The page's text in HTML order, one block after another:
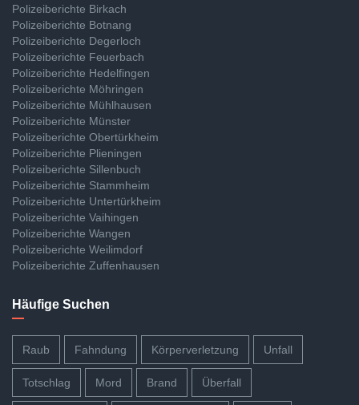
Polizeiberichte Birkach
Polizeiberichte Botnang
Polizeiberichte Degerloch
Polizeiberichte Feuerbach
Polizeiberichte Hedelfingen
Polizeiberichte Möhringen
Polizeiberichte Mühlhausen
Polizeiberichte Münster
Polizeiberichte Obertürkheim
Polizeiberichte Plieningen
Polizeiberichte Sillenbuch
Polizeiberichte Stammheim
Polizeiberichte Untertürkheim
Polizeiberichte Vaihingen
Polizeiberichte Wangen
Polizeiberichte Weilimdorf
Polizeiberichte Zuffenhausen
Häufige Suchen
Raub Fahndung Körperverletzung Unfall
Totschlag Mord Brand Überfall